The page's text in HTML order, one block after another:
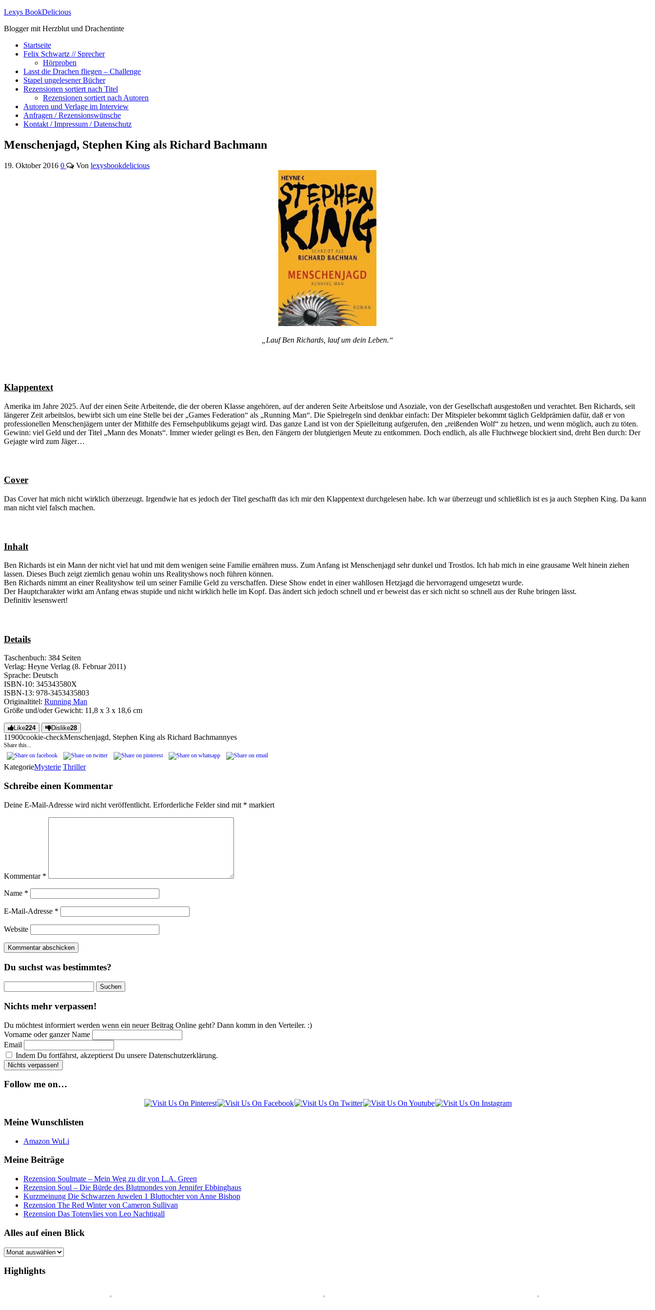
Lexys BookDelicious
Blogger mit Herzblut und Drachentinte
Startseite
Felix Schwartz // Sprecher
Hörproben
Lasst die Drachen fliegen – Challenge
Stapel ungelesener Bücher
Rezensionen sortiert nach Titel
Rezensionen sortiert nach Autoren
Autoren und Verlage im Interview
Anfragen / Rezensionswünsche
Kontakt / Impressum / Datenschutz
Menschenjagd, Stephen King als Richard Bachmann
19. Oktober 2016 0 Von lexysbookdelicious
„Lauf Ben Richards, lauf um dein Leben.“
Klappentext
Amerika im Jahre 2025. Auf der einen Seite Arbeitende, die der oberen Klasse angehören, auf der anderen Seite Arbeitslose und Asoziale, von der Gesellschaft ausgestoßen und verachtet. Ben Richards, seit
längerer Zeit arbeitslos, bewirbt sich um eine Stelle bei der „Games Federation“ als „Running Man“. Die Spielregeln sind denkbar einfach: Der Mitspieler bekommt täglich Geldprämien dafür, daß er von
professionellen Menschenjägern unter der Mithilfe des Fernsehpublikums gejagt wird. Das ganze Land ist von der Spielleitung aufgerufen, den „reißenden Wolf“ zu hetzen, und wenn möglich, auch zu töten.
Gewinn: viel Geld und der Titel „Mann des Monats“. Immer wieder gelingt es Ben, den Fängern der blutgierigen Meute zu entkommen. Doch endlich, als alle Fluchtwege blockiert sind, dreht Ben durch: Der
Gejagte wird zum Jäger…
Cover
Das Cover hat mich nicht wirklich überzeugt. Irgendwie hat es jedoch der Titel geschafft das ich mir den Klappentext durchgelesen habe. Ich war überzeugt und schließlich ist es ja auch Stephen King. Da kann
man nicht viel falsch machen.
Inhalt
Ben Richards ist ein Mann der nicht viel hat und mit dem wenigen seine Familie ernähren muss. Zum Anfang ist Menschenjagd sehr dunkel und Trostlos. Ich hab mich in eine grausame Welt hinein ziehen
lassen. Dieses Buch zeigt ziemlich genau wohin uns Realityshows noch führen können.
Ben Richards nimmt an einer Realityshow teil um seiner Familie Geld zu verschaffen. Diese Show endet in einer wahllosen Hetzjagd die hervorragend umgesetzt wurde.
Der Hauptcharakter wirkt am Anfang etwas stupide und nicht wirklich helle im Kopf. Das ändert sich jedoch schnell und er beweist das er sich nicht so schnell aus der Ruhe bringen lässt.
Definitiv lesenswert!
Details
Taschenbuch: 384 Seiten
Verlag: Heyne Verlag (8. Februar 2011)
Sprache: Deutsch
ISBN-10: 345343580X
ISBN-13: 978-3453435803
Originaltitel: Running Man
Größe und/oder Gewicht: 11,8 x 3 x 18,6 cm
Like224 Dislike28
11900cookie-checkMenschenjagd, Stephen King als Richard Bachmannyes
Share this...
KategorieMysterie Thriller
Schreibe einen Kommentar
Deine E-Mail-Adresse wird nicht veröffentlicht. Erforderliche Felder sind mit * markiert
Kommentar *
Name *
E-Mail-Adresse *
Website
Du suchst was bestimmtes?
nach:
Nichts mehr verpassen!
Du möchtest informiert werden wenn ein neuer Beitrag Online geht? Dann komm in den Verteiler. :)
Vorname oder ganzer Name
Email
Indem Du fortfährst, akzeptierst Du unsere Datenschutzerklärung.
Follow me on…
Meine Wunschlisten
Amazon WuLi
Meine Beiträge
Rezension Soulmate – Mein Weg zu dir von L.A. Green
Rezension Soul – Die Bürde des Blutmondes von Jennifer Ebbinghaus
Kurzmeinung Die Schwarzen Juwelen 1 Bluttochter von Anne Bishop
Rezension The Red Winter von Cameron Sullivan
Rezension Das Totenvlies von Leo Nachtigall
Alles auf einen Blick
Alles
einen
Blick
Highlights